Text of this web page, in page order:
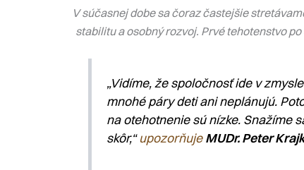
V súčasnej dobe sa čoraz častejšie
stabilitu a osobný rozvoj. Prvé tehotenstvo
„Vidíme, že spoločnosť ide v
mnohé páry deti ani neplánujú.
na otehotnenie sú nízke. Snažíme
skôr,“upozorňuje MUDr. Peter